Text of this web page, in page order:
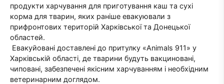
продукти харчування для приготування каш та сухі
корма для тварин, яких раніше евакуювали з
прифронтових територій Харківської та Донецької
областей.
Евакуйовані доставлені до притулку «Animals 911» у
Харківській області, де тварини будуть вакциновані,
чиповані, забезпечені якісним харчуванням і необхідним
ветеринарним доглядом.